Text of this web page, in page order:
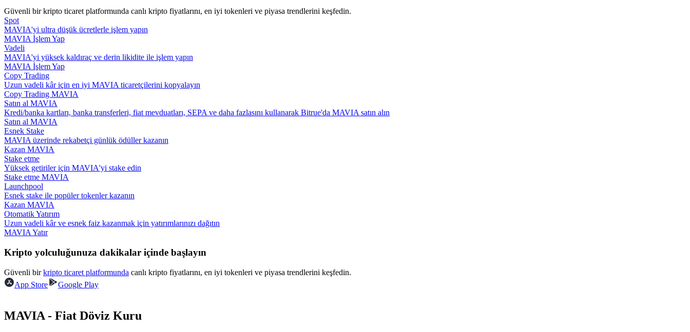
Kopya Tüccarı Olun
Kâr paylaşımı ve kopya ticaret komisyonlarının tadını çıkarın
Bilgi
Ticaret bilgileri vb. dahil olmak üzere büyük veri analizi.
Güvenli bir kripto ticaret platformunda canlı kripto fiyatlarını, en iyi tokenleri ve piyasa trendlerini keşfedin.
Spot
MAVIA'yi ultra düşük ücretlerle işlem yapın
MAVIA İşlem Yap
Vadeli
MAVIA'yi yüksek kaldıraç ve derin likidite ile işlem yapın
MAVIA İşlem Yap
Copy Trading
Uzun vadeli kâr için en iyi MAVIA ticaretçilerini kopyalayın
Copy Trading MAVIA
Satın al MAVIA
Kredi/banka kartları, banka transferleri, fiat mevduatları, SEPA ve daha fazlasını kullanarak Bitrue'da MAVIA satın alın
Satın al MAVIA
Esnek Stake
MAVIA üzerinde rekabetçi günlük ödüller kazanın
Kazan MAVIA
Stake etme
Yüksek getiriler için MAVIA'yi stake edin
Stake etme MAVIA
Launchpool
Esnek stake ile popüler tokenler kazanın
Kazan MAVIA
Otomatik Yatırım
Uzun vadeli kâr ve esnek faiz kazanmak için yatırımlarınızı dağıtın
MAVIA Yatır
Kripto yolculuğunuza dakikalar içinde başlayın
Güvenli birkripto ticaret platformunda canlı kripto fiyatlarını, en iyi tokenleri ve piyasa trendlerini keşfedin.
App Store
Google Play
MAVIA - Fiat Döviz Kuru